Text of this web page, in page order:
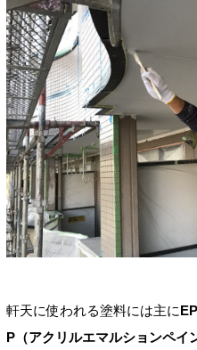
軒天に使われる塗料には主に
P（アクリルエマルションペイ